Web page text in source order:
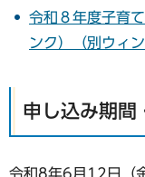
令和８年度子育
ンク）（別ウィ
申し込み期間
令和8年6月12日（